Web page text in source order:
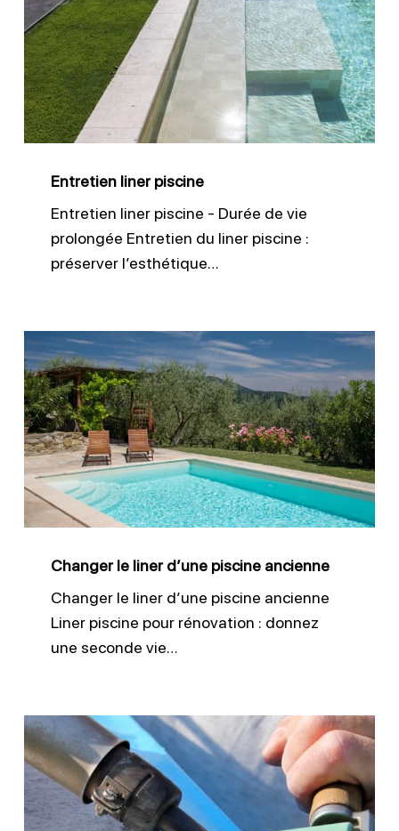
piscine
Entretien liner piscine
Entretien liner piscine - Durée de vie
prolongée Entretien du liner piscine :
préserver l’esthétique…
Changer
le
liner
d’une
piscine
ancienne
Changer le liner d’une piscine ancienne
Changer le liner d’une piscine ancienne
Liner piscine pour rénovation : donnez
une seconde vie…
Réparation
de
liner
piscine